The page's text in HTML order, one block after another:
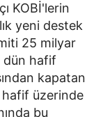
KOBİ'lerin
yeni destek
25 milyar
dün hafif
kapatan
hafif üzerinde
bu